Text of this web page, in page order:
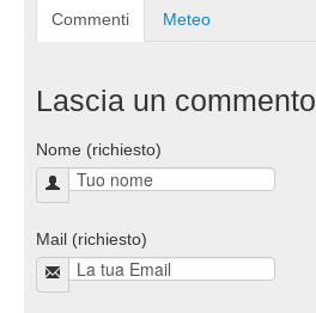
Commenti Meteo
Lascia un commento
Nome (richiesto)
Mail (richiesto)